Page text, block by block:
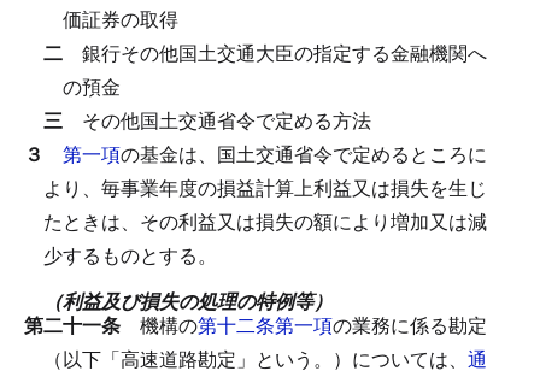
価証券の取得
二 銀行その他国土交通大臣の指定する金融機関へ
の預金
三 その他国土交通省令で定める方法
３ 第一項の基金は、国土交通省令で定めるところに
より、毎事業年度の損益計算上利益又は損失を生じ
たときは、その利益又は損失の額により増加又は減
少するものとする。
（利益及び損失の処理の特例等）
第二十一条 機構の第十二条第一項の業務に係る勘定
（以下「高速道路勘定」という。）については、 通